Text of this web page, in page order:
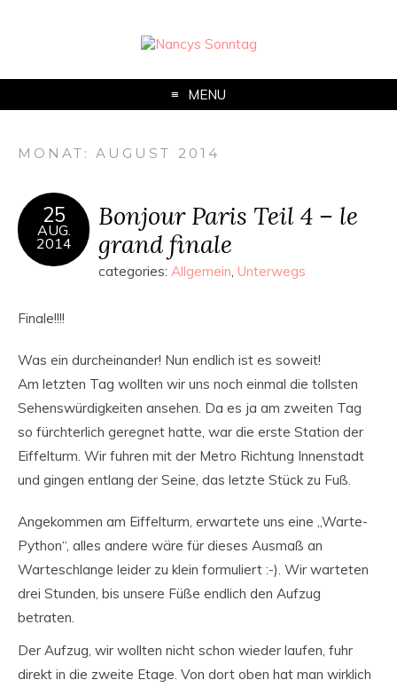
MENU
MONAT:AUGUST 2014
25
AUG.
2014
Bonjour Paris Teil 4 – le
grand finale
categories: Allgemein, Unterwegs
Finale!!!!
Was ein durcheinander! Nun endlich ist es soweit!
Am letzten Tag wollten wir uns noch einmal die tollsten
Sehenswürdigkeiten ansehen. Da es ja am zweiten Tag
so fürchterlich geregnet hatte, war die erste Station der
Eiffelturm. Wir fuhren mit der Metro Richtung Innenstadt
und gingen entlang der Seine, das letzte Stück zu Fuß.
Angekommen am Eiffelturm, erwartete uns eine „Warte-
Python“, alles andere wäre für dieses Ausmaß an
Warteschlange leider zu klein formuliert :-). Wir warteten
drei Stunden, bis unsere Füße endlich den Aufzug
betraten.
Der Aufzug, wir wollten nicht schon wieder laufen, fuhr
direkt in die zweite Etage. Von dort oben hat man wirklich